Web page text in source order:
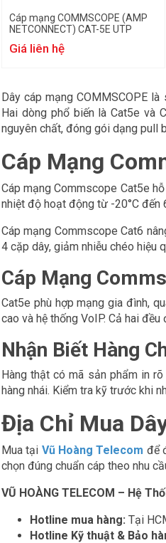
Cáp mạng COMMSCOPE (AMP
NETCONNECT) CAT-5E UTP
Giá liên hệ
Dây cáp mạng COMMSCOPE
Hai dòng phổ biến là Cat5e và
nguyên chất, đóng gói dạng pull
Cáp Mạng
Cáp mạng Commscope Cat5e
nhiệt độ hoạt động từ -20°C đến
Cáp mạng Commscope Cat6
4 cặp dây, giảm nhiễu chéo hiệu
Cáp Mạng
Cat5e phù hợp mạng gia đình,
cao và hệ thống VoIP. Cả hai
Nhận Biết Hàng
Hàng thật có mã sản phẩm in
hàng nhái. Kiểm tra kỹ trước khi
Địa Chỉ Mua
Mua tại Vũ Hoàng Telecom để
chọn đúng chuẩn cáp theo nhu
VŨ HOÀNG TELECOM – Hệ
Hotline mua hàng: Tại
Hotline Kỹ thuật & Bảo